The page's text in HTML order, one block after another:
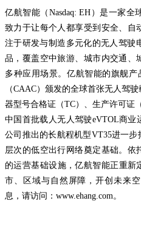
亿航智能（Nasdaq: EH）是一家全
致力于让每个人都享受到安全、自
注于研发与制造多元化的无人驾驶
品，覆盖空中旅游、城市内交通、
多种应用场景。亿航智能的旗舰产
（CAAC）颁发的全球首张无人驾
器型号合格证（TC）、生产许可证
中国首批载人无人驾驶eVTOL商业
公司推出的长航程机型VT35进一
层次的低空出行网络奠定基础。
的运营基础设施，亿航智能正重
市、区域与自然屏障，开创未来
息，请访问：www.ehang.com。